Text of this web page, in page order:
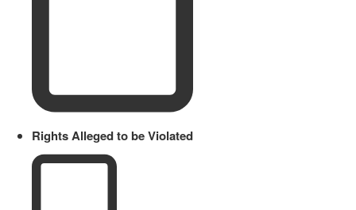
Rights Alleged to be Violated